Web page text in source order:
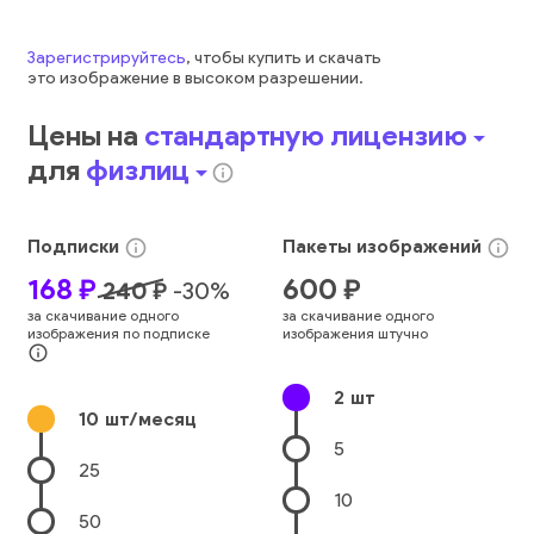
Зарегистрируйтесь, чтобы купить и скачать
это изображениев высоком разрешении.
Цены на стандартную лицензиюarrow_drop_down
для физлицarrow_drop_downinfo_outline
Подписки info_outline
168 ₽ 240₽ -30%
за скачивание одного
изображения по подписке
info_outline
10 шт/месяц
25
50
Пакеты изображений info_outline
600 ₽
за скачивание одного
изображения штучно
2 шт
5
10